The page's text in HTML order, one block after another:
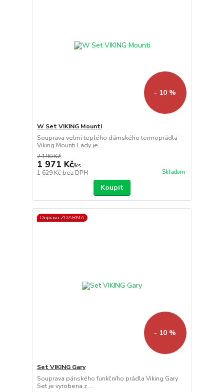
- 10 %
W Set VIKING Mounti
Souprava velmi teplého dámského termoprádla
Viking Mounti Lady je...
2 190 Kč
1 971 Kč/ks
1 629 Kč bez DPH Skladem
Koupit
Doprava ZDARMA
- 10 %
Set VIKING Gary
Souprava pánského funkčního prádla Viking Gary
Set je vyrobena z ...